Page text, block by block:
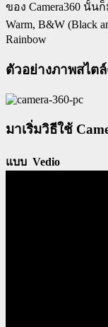
ของ Camera360 นั้น
Warm, B&W (Black
Rainbow
ตัวอย่างภาพสไต
มาเริ่มวิธีใช้
แบบ Vedio